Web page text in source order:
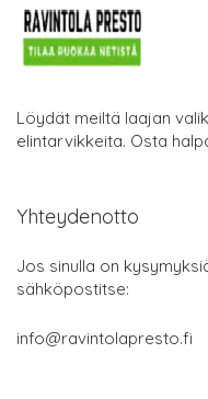
Löydät meiltä laajan
elintarvikkeita. Osta
Yhteydenotto
Jos sinulla on
sähköpostitse:
info@ravintolapresto.fi